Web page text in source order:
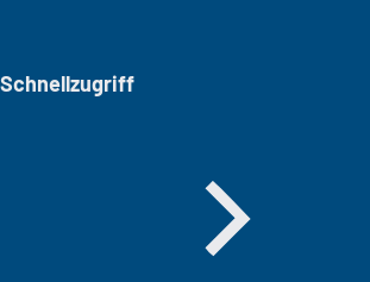
Schnellzugriff